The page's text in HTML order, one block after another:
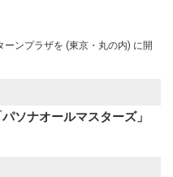
ンプラザを (東京・丸の内) に開
ソナオールマスターズ」